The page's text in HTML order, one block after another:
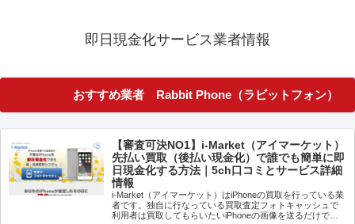
即日現金化サービス業者情報
おすすめ業者 Rabbit Phone（ラビットフォン）
【審査可決NO1】i-Market（アイマーケット）
先払い買取（後払い現金化）で誰でも簡単に即
日現金化する方法｜5ch口コミとサービス詳細
情報
i-Market（アイマーケット）はiPhoneの買取を行っている業
者です。独自に行なっている買取査定フォトキャッシュで
利用者は買取してもらいたいiPhoneの画像を送るだけで即